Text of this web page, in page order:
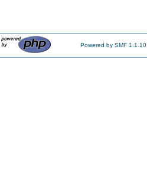
Powered by SMF 1.1.10